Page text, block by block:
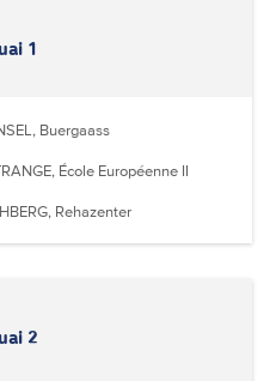
1
Buergaass
École Européenne II
Rehazenter
2